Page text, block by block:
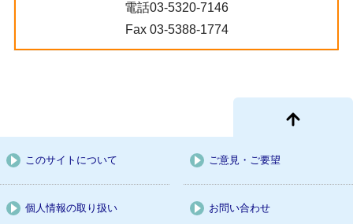
電話03-5320-7146
Fax 03-5388-1774
このサイトについて ご意見・ご要望
個人情報の取り扱い お問い合わせ